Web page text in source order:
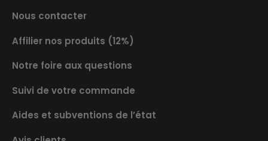
Nous contacter
Affilier nos produits (12%)
Notre foire aux questions
Suivi de votre commande
Aides et subventions de l’état